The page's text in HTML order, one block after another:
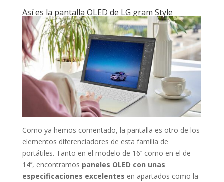
Así es la pantalla OLED de LG gram Style
Como ya hemos comentado, la pantalla es otro de los
elementos diferenciadores de esta familia de
portátiles. Tanto en el modelo de 16’’ como en el de
14’’, encontramos paneles OLED con unas
especificaciones excelentes en apartados como la